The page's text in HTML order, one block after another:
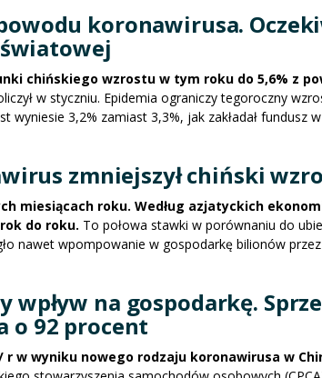
koronawirusa.
chińskiego wzrostu w tym roku do 5,6% z
w styczniu. Epidemia ograniczy tegoroczny
3,2% zamiast 3,3%, jak zakładał fundusz
zmniejszył chiński
miesiącach roku. Według azjatyckich
do roku. To połowa stawki w porównaniu do
nawet wpompowanie w gospodarkę bilionów
wpływ na gospodarkę.
o 92 procent
r w wyniku nowego rodzaju koronawirusa w